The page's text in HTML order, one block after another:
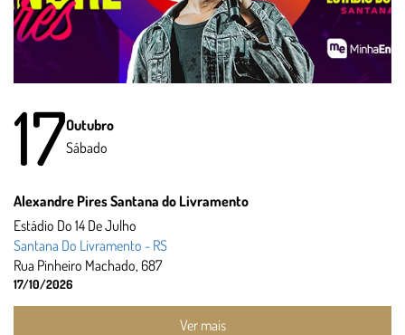
17Outubro
Sábado
Alexandre Pires Santana do Livramento
Estádio Do 14 De Julho
Santana Do Livramento - RS
Rua Pinheiro Machado, 687
17/10/2026
Ver mais